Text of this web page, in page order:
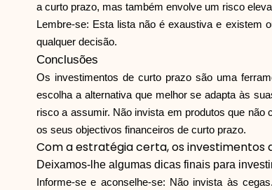
a curto prazo, mas também envolve um risco
Lembre-se: Esta lista não é exaustiva e existem
qualquer decisão.
Conclusões
Os investimentos de curto prazo são uma
escolha a alternativa que melhor se adapta às
risco a assumir. Não invista em produtos que
os seus objectivos financeiros de curto prazo.
Com a estratégia certa, os investimentos
Deixamos-lhe algumas dicas finais para
Informe-se e aconselhe-se: Não invista às